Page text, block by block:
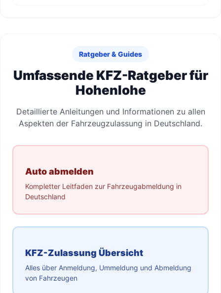
Ratgeber & Guides
Umfassende KFZ-Ratgeber für
Hohenlohe
Detaillierte Anleitungen und Informationen zu allen
Aspekten der Fahrzeugzulassung in Deutschland.
Auto abmelden
Kompletter Leitfaden zur Fahrzeugabmeldung in
Deutschland
KFZ-Zulassung Übersicht
Alles über Anmeldung, Ummeldung und Abmeldung
von Fahrzeugen